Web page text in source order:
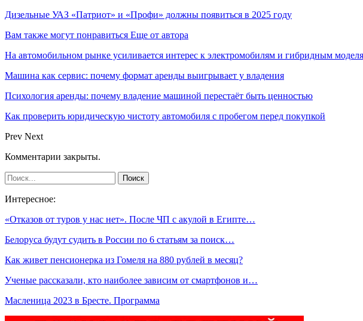
Дизельные УАЗ «Патриот» и «Профи» должны появиться в 2025 году
Вам также могут понравиться Еще от автора
На автомобильном рынке усиливается интерес к электромобилям и гибридным
Машина как сервис: почему формат аренды выигрывает у владения
Психология аренды: почему владение машиной перестаёт быть ценностью
Как проверить юридическую чистоту автомобиля с пробегом перед покупкой
Prev Next
Комментарии закрыты.
Интересное:
«Отказов от туров у нас нет». После ЧП с акулой в Египте…
Белоруса будут судить в России по 6 статьям за поиск…
Как живет пенсионерка из Гомеля на 880 рублей в месяц?
Ученые рассказали, кто наиболее зависим от смартфонов и…
Масленица 2023 в Бресте. Программа